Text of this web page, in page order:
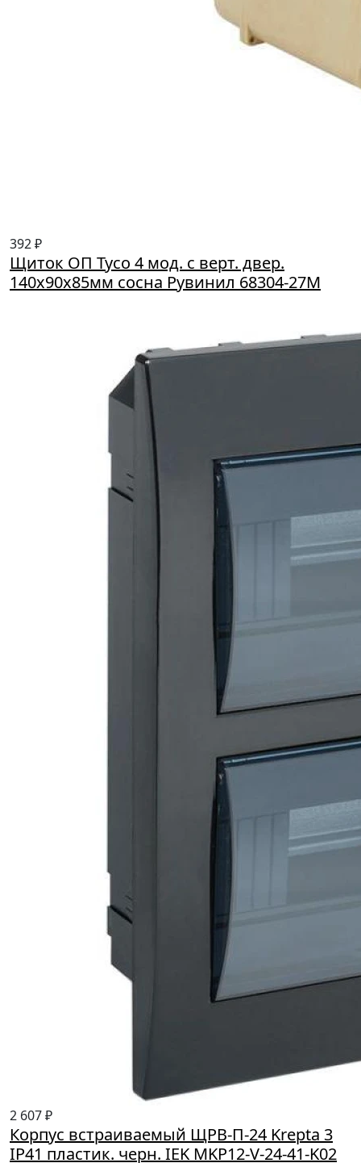
392 ₽
Щиток ОП Тусо 4 мод. с верт. двер.
140х90х85мм сосна Рувинил 68304-27М
2 607 ₽
Корпус встраиваемый ЩРВ-П-24 Krepta 3
IP41 пластик. черн. IEK MKP12-V-24-41-K02